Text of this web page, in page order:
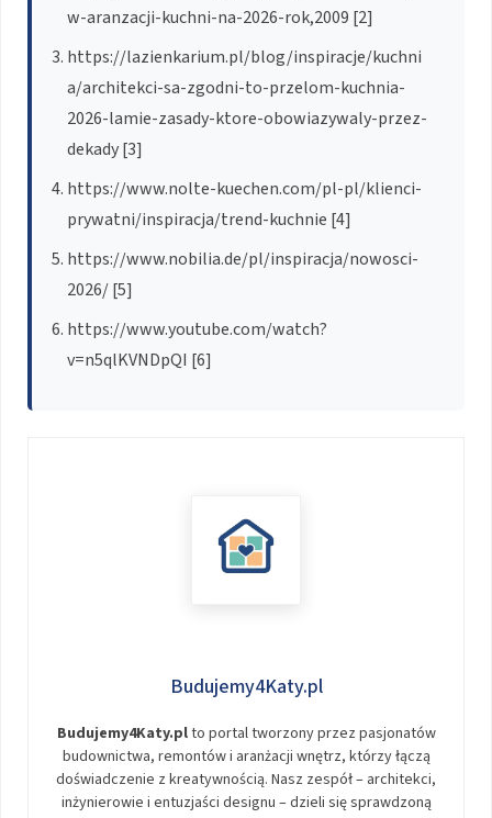
w-aranzacji-kuchni-na-2026-rok,2009 [2]
https://lazienkarium.pl/blog/inspiracje/kuchni
a/architekci-sa-zgodni-to-przelom-kuchnia-
2026-lamie-zasady-ktore-obowiazywaly-przez-
dekady [3]
https://www.nolte-kuechen.com/pl-pl/klienci-
prywatni/inspiracja/trend-kuchnie [4]
https://www.nobilia.de/pl/inspiracja/nowosci-
2026/ [5]
https://www.youtube.com/watch?
v=n5qlKVNDpQI [6]
Budujemy4Katy.pl
Budujemy4Katy.plto portal tworzony przez pasjonatów
budownictwa, remontów i aranżacji wnętrz, którzy łączą
doświadczenie z kreatywnością. Nasz zespół – architekci,
inżynierowie i entuzjaści designu – dzieli się sprawdzoną